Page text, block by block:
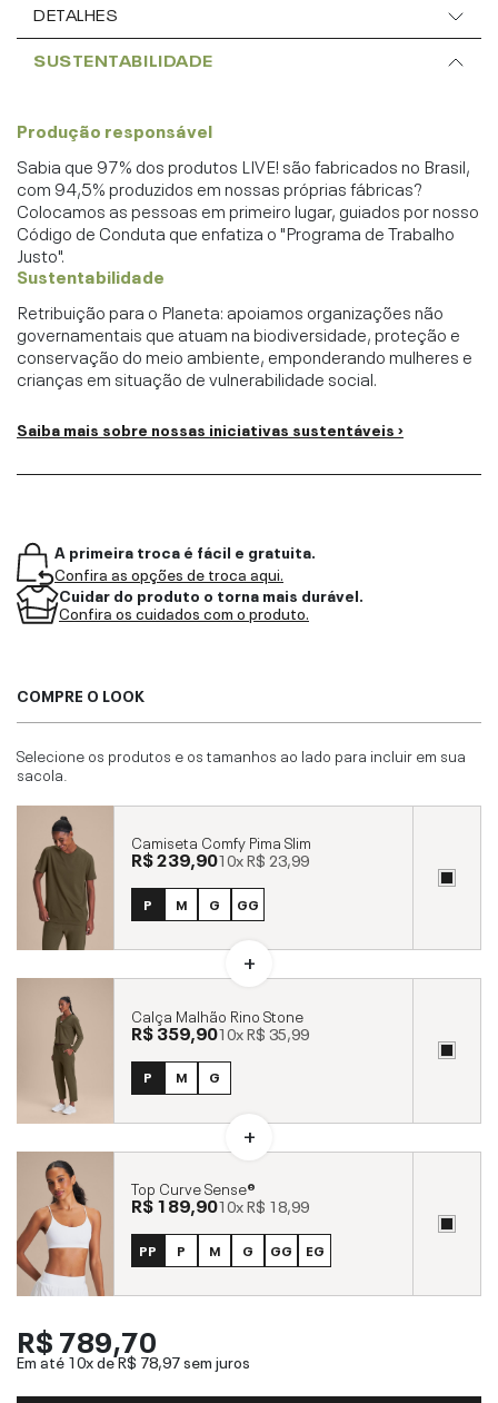
DETALHES
SUSTENTABILIDADE
Produção responsável
Sabia que 97% dos produtos LIVE! são fabricados no Brasil,
com 94,5% produzidos em nossas próprias fábricas?
Colocamos as pessoas em primeiro lugar, guiados por nosso
Código de Conduta que enfatiza o "Programa de Trabalho
Justo".
Sustentabilidade
Retribuição para o Planeta: apoiamos organizações não
governamentais que atuam na biodiversidade, proteção e
conservação do meio ambiente, emponderando mulheres e
crianças em situação de vulnerabilidade social.
Saiba mais sobre nossas iniciativas sustentáveis ›
A primeira troca é fácil e gratuita.
Confira as opções de troca aqui.
Cuidar do produto o torna mais durável.
Confira os cuidados com o produto.
COMPRE O LOOK
Selecione os produtos e os tamanhos ao lado para incluir em sua
sacola.
Camiseta Comfy Pima Slim
R$ 239,9010xR$ 23,99
P M G GG
Calça Malhão Rino Stone
R$ 359,9010xR$ 35,99
P M G
Top Curve Sense®
R$ 189,9010xR$ 18,99
PP P M G GG EG
R$ 789,70
Em até 10x deR$ 78,97sem juros